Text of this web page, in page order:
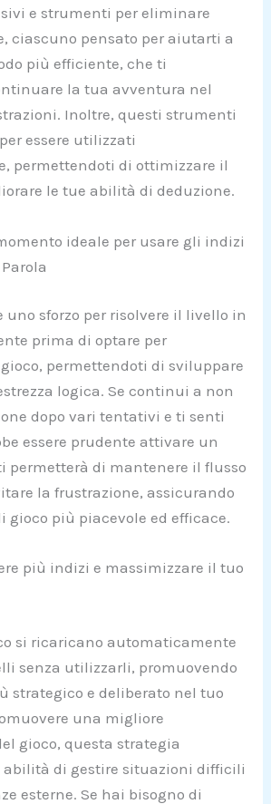
e strumenti per eliminare
ciascuno pensato per aiutarti a
più efficiente, che ti
la tua avventura nel
Inoltre, questi strumenti
essere utilizzati
permettendoti di ottimizzare il
le tue abilità di deduzione.
ideale per usare gli indizi
uno sforzo per risolvere il livello in
prima di optare per
gioco, permettendoti di sviluppare
logica. Se continui a non
dopo vari tentativi e ti senti
essere prudente attivare un
permetterà di mantenere il flusso
la frustrazione, assicurando
gioco più piacevole ed efficace.
più indizi e massimizzare il tuo
si ricaricano automaticamente
senza utilizzarli, promuovendo
strategico e deliberato nel tuo
una migliore
gioco, questa strategia
di gestire situazioni difficili
esterne. Se hai bisogno di